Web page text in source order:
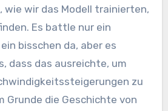
wie wir das Modell trainierten,
Es battle nur ein
bisschen da, aber es
dass das ausreichte, um
zu
Grunde die Geschichte von